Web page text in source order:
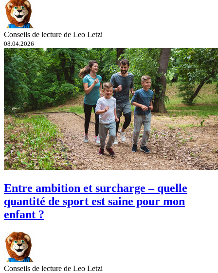
Conseils de lecture de Leo Letzi
08.04.2026
Entre ambition et surcharge – quelle
quantité de sport est saine pour mon
enfant ?
Conseils de lecture de Leo Letzi